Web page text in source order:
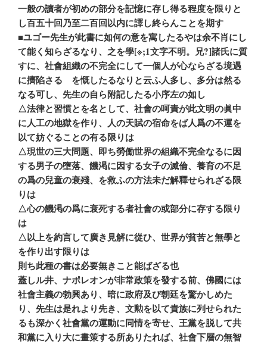
一般の讀者が初めの部分を記憶に存し得る程度を限りと
し百五十回乃至二百回以内に譯し終らんことを期す
■ユゴー先生が此書に如何の意を寓したるやは余不肖にし
て能く知らざるなり、之を學[※;1文字不明。兄?]諸氏に質
すに、社會組織の不完全にして一個人が心ならざる境遇
に擠陷さるゝを慨したるなりと云ふ人多し、多分は然る
なる可し、先生の自ら附記したる小序左の如し
△法律と習慣とを名として、社會の呵責が此文明の眞中
に人工の地獄を作り、人の天賦の宿命をば人爲の不運を
以て妨ぐることの有る限りは
△現世の三大問題、即ち勞働世界の組織不完全なるに因
する男子の墮落、饑渇に因する女子の滅倫、養育の不足
の爲の兒童の衰殘、を救ふの方法未だ解釋せられざる限
りは
△心の饑渇の爲に衰死する者社會の或部分に存する限り
は
△以上を約言して廣き見解に從ひ、世界が貧苦と無學と
を作り出す限りは
則ち此種の書は必要無きこと能ばざる也
蓋しル井、ナポレオンが非常政策を發する前、佛國には
社會主義の勃興あり、暗に政府及び朝廷を驚かしめた
り、先生は是れより先き、文勲を以て貴族に列せられた
るも深かく社會黨の運動に同情を寄せ、王黨を脱して共
和黨に入り大に畫策する所ありたれば、社會下層の無智